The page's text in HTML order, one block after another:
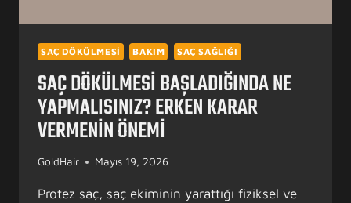
SAÇ DÖKÜLMESI BAKIM SAÇ SAĞLIĞI
SAÇ DÖKÜLMESI BAŞLADIĞINDA NE
YAPMALISINIZ? ERKEN KARAR
VERMENIN ÖNEMI
GoldHair Mayıs 19, 2026
Protez saç, saç ekiminin yarattığı fiziksel ve